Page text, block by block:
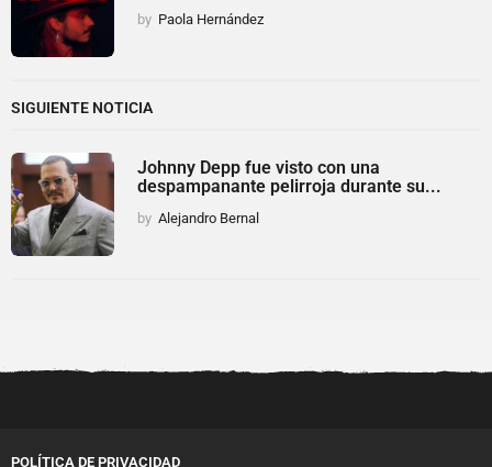
by Paola Hernández
SIGUIENTE NOTICIA
Johnny Depp fue visto con una
despampanante pelirroja durante su...
by Alejandro Bernal
POLÍTICA DE PRIVACIDAD